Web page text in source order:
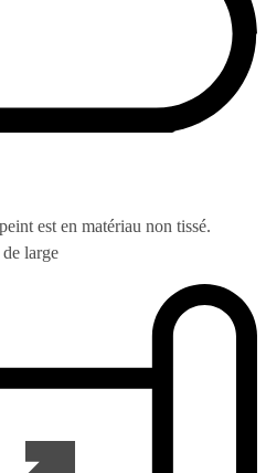
est en matériau non tissé.
large